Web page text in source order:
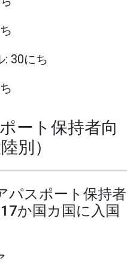
30にち
ート保持者向
別）
パスポート保持者
か国カ国に入国